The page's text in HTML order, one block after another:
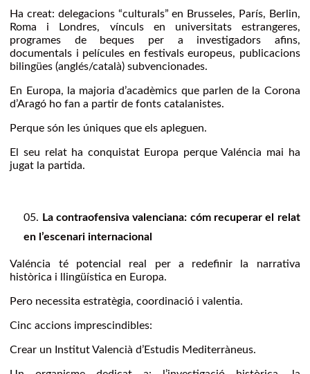
Ha creat: delegacions “culturals” en Brusseles, París, Berlin,
Roma i Londres, vínculs en universitats estrangeres,
programes de beques per a investigadors afins,
documentals i películes en festivals europeus, publicacions
bilingües (anglés/català) subvencionades.
En Europa, la majoria d’acadèmics que parlen de la Corona
d’Aragó ho fan a partir de fonts catalanistes.
Perque són les úniques que els apleguen.
El seu relat ha conquistat Europa perque Valéncia mai ha
jugat la partida.
La contraofensiva valenciana: cóm recuperar el relat
en l’escenari internacional
Valéncia té potencial real per a redefinir la narrativa
històrica i llingüística en Europa.
Pero necessita estratègia, coordinació i valentia.
Cinc accions imprescindibles:
Crear un Institut Valencià d’Estudis Mediterràneus.